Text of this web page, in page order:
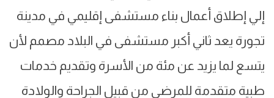
إلي إطلاق أعمال بناء مستشفى إقليمي في مدينة
تجورة يعد ثاني أكبر مستشفى في البلاد مصمم لأن
يتسع لما يزيد عن مئة من الأسرة وتقديم خدمات
طبية متقدمة للمرضى من قبيل الجراحة والولادة